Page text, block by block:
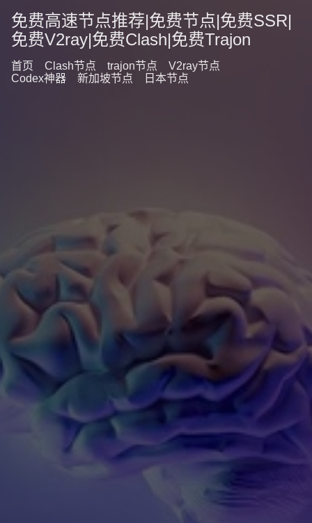
免费高速节点推荐|免费节点|免费SSR|
免费V2ray|免费Clash|免费Trajon
首页 Clash节点 trajon节点
V2ray节点
Codex神器
新加坡节点 日本节点